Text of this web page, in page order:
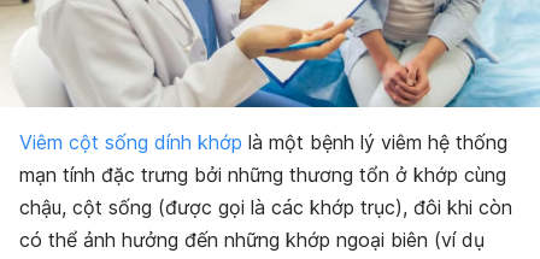
Viêm cột sống dính khớp là một bệnh lý viêm hệ thống
mạn tính đặc trưng bởi những thương tổn ở khớp cùng
chậu, cột sống (được gọi là các khớp trục), đôi khi còn
có thể ảnh hưởng đến những khớp ngoại biên (ví dụ